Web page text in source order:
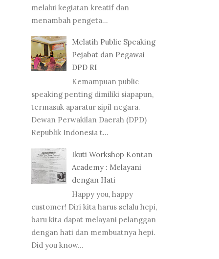
melalui kegiatan kreatif dan
menambah pengeta...
Melatih Public Speaking
Pejabat dan Pegawai
DPD RI
Kemampuan public
speaking penting dimiliki siapapun,
termasuk aparatur sipil negara.
Dewan Perwakilan Daerah (DPD)
Republik Indonesia t...
Ikuti Workshop Kontan
Academy : Melayani
dengan Hati
Happy you, happy
customer! Diri kita harus selalu hepi,
baru kita dapat melayani pelanggan
dengan hati dan membuatnya hepi.
Did you know...